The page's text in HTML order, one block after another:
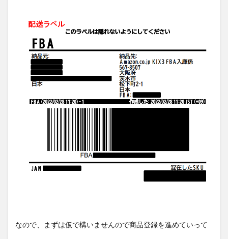
なので、まずは仮で構いませんので商品登録を進めていって